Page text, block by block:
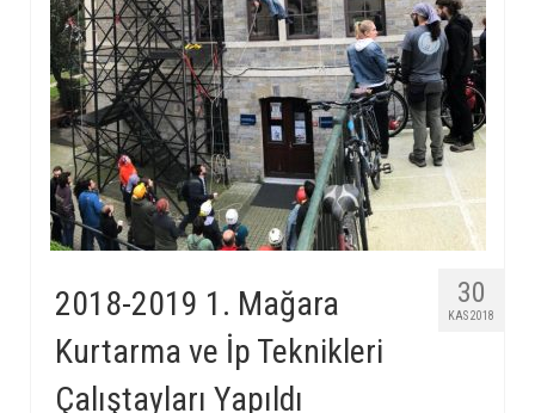
30
KAS 2018
2018-2019 1. Mağara
Kurtarma ve İp Teknikleri
Çalıştayları Yapıldı